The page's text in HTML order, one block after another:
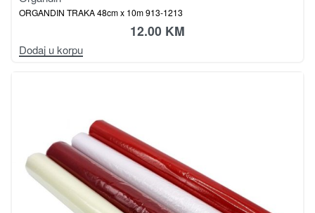
ORGANDIN TRAKA 48cm x 10m 913-1213
12.00 KM
Dodaj u korpu